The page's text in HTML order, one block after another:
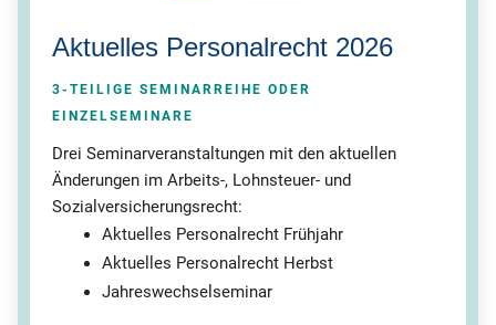
Aktuelles Personalrecht 2026
3-TEILIGE SEMINARREIHE ODER
EINZELSEMINARE
Drei Seminarveranstaltungen mit den aktuellen
Änderungen im Arbeits-, Lohnsteuer- und
Sozialversicherungsrecht:
Aktuelles Personalrecht Frühjahr
Aktuelles Personalrecht Herbst
Jahreswechselseminar